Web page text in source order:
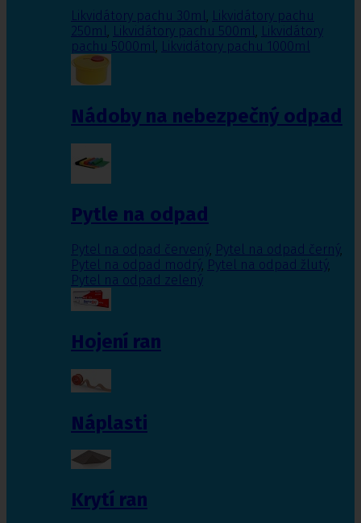
Likvidátory pachu 30ml, Likvidátory pachu
250ml, Likvidátory pachu 500ml, Likvidátory
pachu 5000ml, Likvidátory pachu 1000ml
Nádoby na nebezpečný odpad
Pytle na odpad
Pytel na odpad červený, Pytel na odpad černý,
Pytel na odpad modrý, Pytel na odpad žlutý,
Pytel na odpad zelený
Hojení ran
Náplasti
Krytí ran